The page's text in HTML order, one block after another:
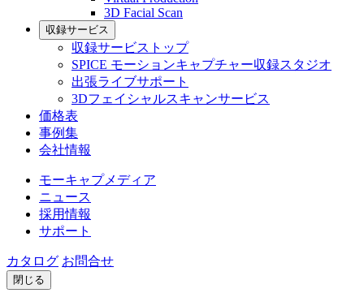
3D Facial Scan
収録サービス
収録サービストップ
SPICE モーションキャプチャー収録スタジオ
出張ライブサポート
3Dフェイシャルスキャンサービス
価格表
事例集
会社情報
モーキャプメディア
ニュース
採用情報
サポート
カタログ お問合せ
閉じる